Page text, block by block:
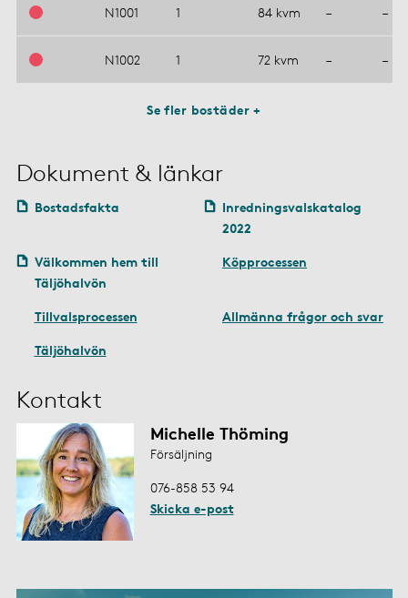
N1001 1 84 kvm – –
N1002 1 72 kvm – –
Se fler bostäder +
Dokument & länkar
Bostadsfakta
Inredningsvalskatalog
2022
Välkommen hem till
Täljöhalvön
Köpprocessen
Tillvalsprocessen Allmänna frågor och svar
Täljöhalvön
Kontakt
Michelle Thöming
Försäljning
076-858 53 94
Skicka e-post